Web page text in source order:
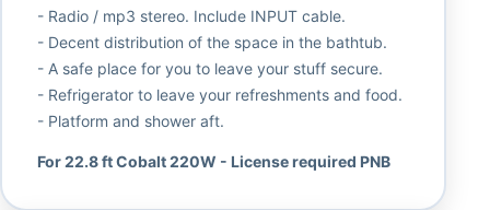
- Radio / mp3 stereo. Include INPUT cable.
- Decent distribution of the space in the bathtub.
- A safe place for you to leave your stuff secure.
- Refrigerator to leave your refreshments and food.
- Platform and shower aft.
For 22.8 ft Cobalt 220W - License required PNB